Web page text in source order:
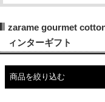
zarame gourmet
ィンターギフト
商品を絞り込む